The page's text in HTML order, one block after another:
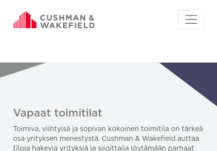
Vapaat toimitilat
Toimiva, viihtyisä ja sopivan kokoinen toimitila on tärkeä
osa yrityksen menestystä. Cushman & Wakefield auttaa
tiloja hakevia yrityksiä ja sijoittajia löytämään parhaat